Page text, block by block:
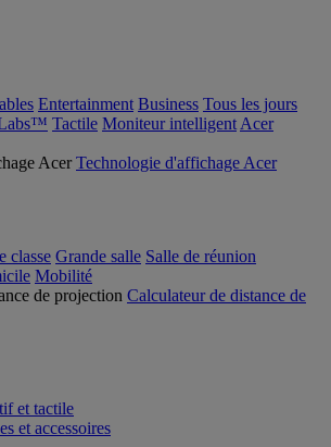
Entertainment Business Tous les jours
Tactile Moniteur intelligent Acer
Technologie d'affichage Acer
classe Grande salle Salle de réunion
Mobilité
Calculateur de distance de
et tactile
et accessoires